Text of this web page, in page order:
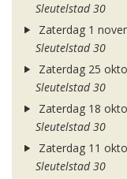
Sleutelstad 30
Zaterdag 1
Sleutelstad 30
Zaterdag 25
Sleutelstad 30
Zaterdag 18
Sleutelstad 30
Zaterdag 11
Sleutelstad 30